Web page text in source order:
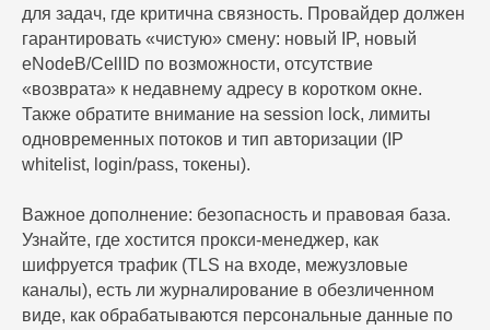
для задач, где критична связность. Провайдер должен
гарантировать «чистую» смену: новый IP, новый
eNodeB/CellID по возможности, отсутствие
«возврата» к недавнему адресу в коротком окне.
Также обратите внимание на session lock, лимиты
одновременных потоков и тип авторизации (IP
whitelist, login/pass, токены).
Важное дополнение: безопасность и правовая база.
Узнайте, где хостится прокси-менеджер, как
шифруется трафик (TLS на входе, межузловые
каналы), есть ли журналирование в обезличенном
виде, как обрабатываются персональные данные по